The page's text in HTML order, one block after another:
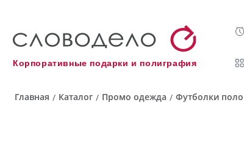
Корпоративные подарки и полиграфия
Главная / Каталог / Промо одежда / Футболки поло